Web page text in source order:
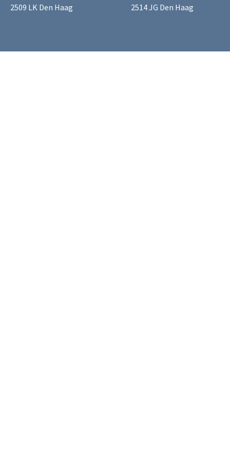
2509 LK Den Haag
2514 JG Den Haag